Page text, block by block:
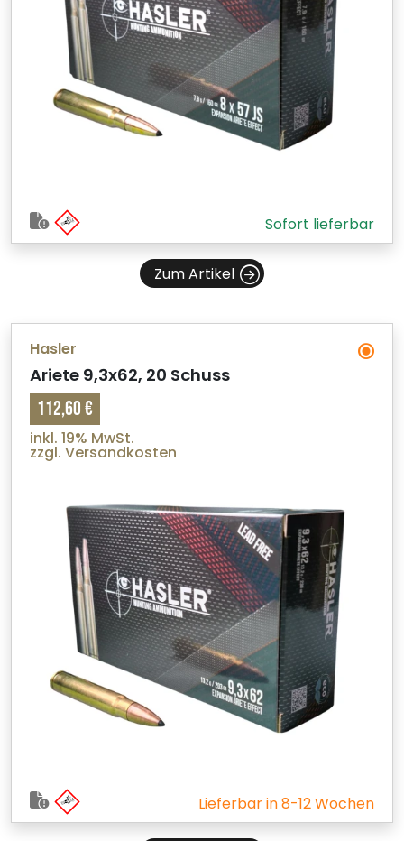
Sofort lieferbar
Zum Artikel
Hasler
Ariete 9,3x62, 20 Schuss
112,60 €
inkl. 19% MwSt.
zzgl. Versandkosten
Lieferbar in 8-12 Wochen